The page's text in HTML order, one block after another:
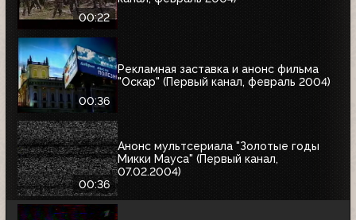
00:22
00:36
Рекламная заставка и анонс фильма
"Оскар" (Первый канал, февраль 2004)
00:36
Анонс мультсериала "Золотые годы
Микки Мауса" (Первый канал,
07.02.2004)